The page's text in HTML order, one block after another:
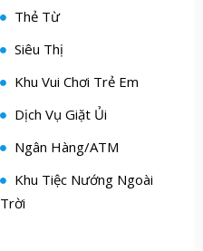
Thẻ Từ
Siêu Thị
Khu Vui Chơi Trẻ Em
Dịch Vụ Giặt Ủi
Ngân Hàng/ATM
Khu Tiệc Nướng Ngoài
Trời